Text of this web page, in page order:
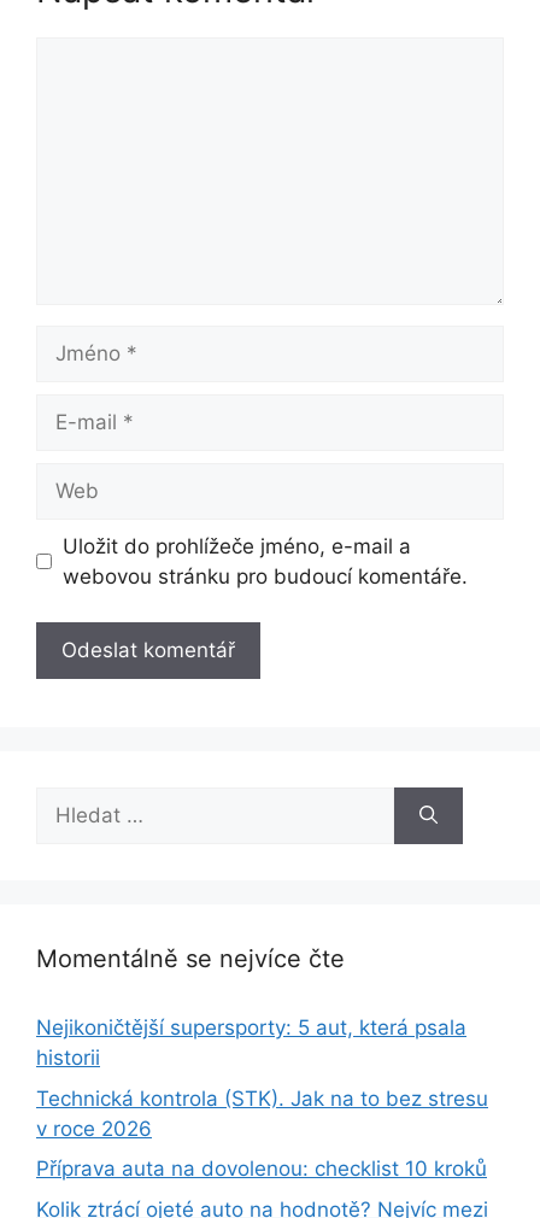
Jméno
mail
Uložit do prohlížeče jméno, e-mail a
webovou stránku pro budoucí komentáře.
Hledat:
Momentálně se nejvíce čte
Nejikoničtější supersporty: 5 aut, která psala
historii
Technická kontrola (STK). Jak na to bez stresu
v roce 2026
Příprava auta na dovolenou: checklist 10 kroků
Kolik ztrácí ojeté auto na hodnotě? Nejvíc mezi